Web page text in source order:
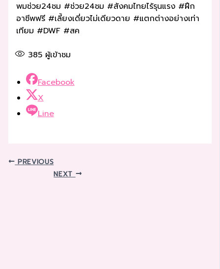
พมช่วย24ชม #ช่วย24ชม #สังคมไทยไร้รุนแรง #ฝึก
อาชีพฟรี #เลี้ยงเดี่ยวไม่เดียวดาย #แตกต่างอย่างเท่า
เทียม #DWF #สค
385ผู้เข้าชม
Facebook
X
Line
PREVIOUS
NEXT